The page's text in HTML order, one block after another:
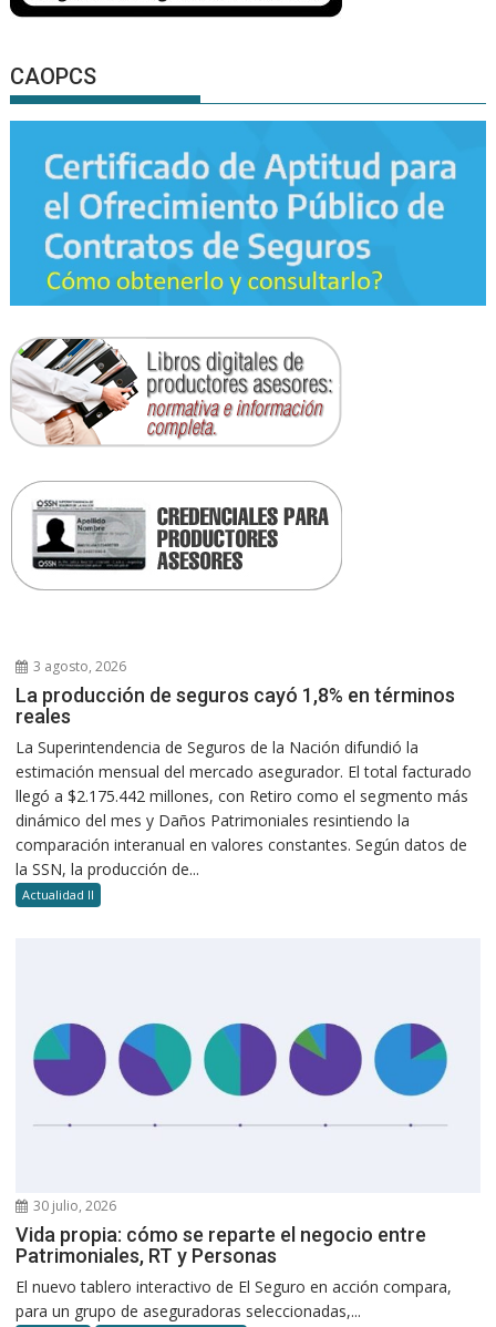
CAOPCS
3 agosto, 2026
La producción de seguros cayó 1,8% en términos
reales
La Superintendencia de Seguros de la Nación difundió la
estimación mensual del mercado asegurador. El total facturado
llegó a $2.175.442 millones, con Retiro como el segmento más
dinámico del mes y Daños Patrimoniales resintiendo la
comparación interanual en valores constantes. Según datos de
la SSN, la producción de...
Actualidad II
30 julio, 2026
Vida propia: cómo se reparte el negocio entre
Patrimoniales, RT y Personas
El nuevo tablero interactivo de El Seguro en acción compara,
para un grupo de aseguradoras seleccionadas,...